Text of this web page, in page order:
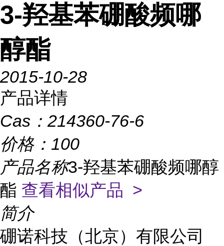
3-羟基苯硼酸频哪
醇酯
2015-10-28
产品详情
Cas： 214360-76-6
价格： 100
产品名称3-羟基苯硼酸频哪醇
酯 查看相似产品 >
简介
硼诺科技（北京）有限公司